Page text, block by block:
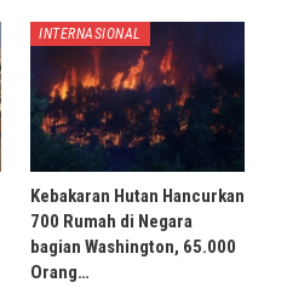
INTERNASIONAL
Kebakaran Hutan Hancurkan
700 Rumah di Negara
bagian Washington, 65.000
Orang…